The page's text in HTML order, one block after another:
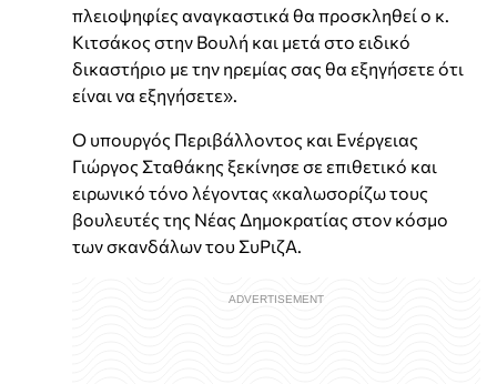
πλειοψηφίες αναγκαστικά θα προσκληθεί ο κ.
Κιτσάκος στην Βουλή και μετά στο ειδικό
δικαστήριο με την ηρεμίας σας θα εξηγήσετε ότι
είναι να εξηγήσετε».
Ο υπουργός Περιβάλλοντος και Ενέργειας
Γιώργος Σταθάκης ξεκίνησε σε επιθετικό και
ειρωνικό τόνο λέγοντας «καλωσορίζω τους
βουλευτές της Νέας Δημοκρατίας στον κόσμο
των σκανδάλων του ΣυΡιζΑ.